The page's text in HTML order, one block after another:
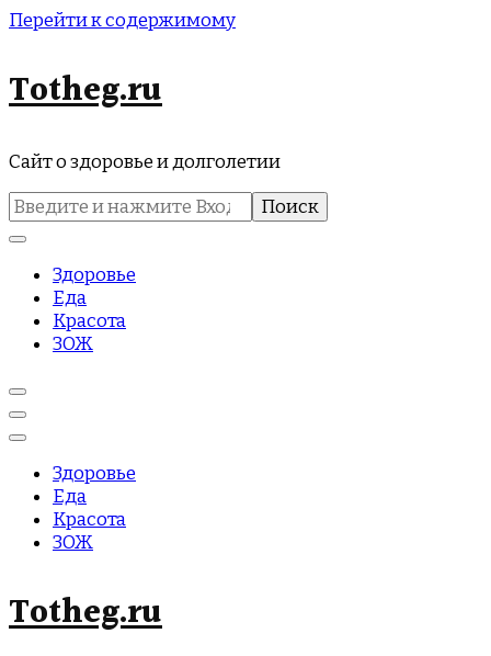
Перейти к содержимому
Totheg.ru
Сайт о здоровье и долголетии
Найти:
Здоровье
Еда
Красота
ЗОЖ
Здоровье
Еда
Красота
ЗОЖ
Totheg.ru